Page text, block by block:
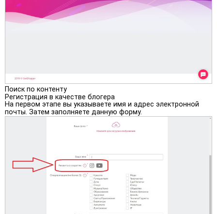
Поиск по контенту
Регистрация в качестве блогера
На первом этапе вы указываете имя и адрес электронной
почты. Затем заполняете данную форму.